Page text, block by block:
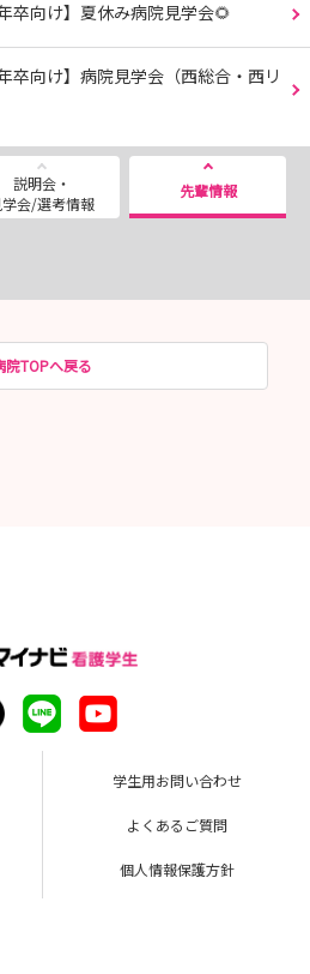
卒向け】夏休み病院見学会🌻
卒向け】病院見学会（西総合・西リ
説明会・
学会/選考情報
先輩情報
院TOPへ戻る
学生用お問い合わせ
よくあるご質問
個人情報保護方針